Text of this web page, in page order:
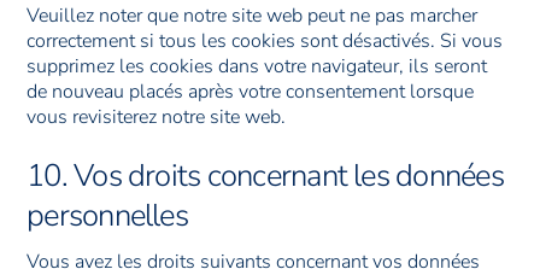
Veuillez noter que notre site web peut ne pas marcher
correctement si tous les cookies sont désactivés. Si vous
supprimez les cookies dans votre navigateur, ils seront
de nouveau placés après votre consentement lorsque
vous revisiterez notre site web.
10. Vos droits concernant les données
personnelles
Vous avez les droits suivants concernant vos données